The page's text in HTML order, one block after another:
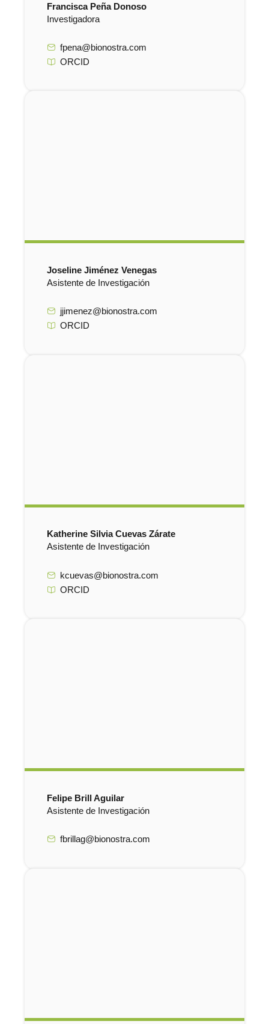
Francisca Peña Donoso
Investigadora
fpena@bionostra.com
ORCID
Joseline Jiménez Venegas
Asistente de Investigación
jjimenez@bionostra.com
ORCID
Katherine Silvia Cuevas Zárate
Asistente de Investigación
kcuevas@bionostra.com
ORCID
Felipe Brill Aguilar
Asistente de Investigación
fbrillag@bionostra.com